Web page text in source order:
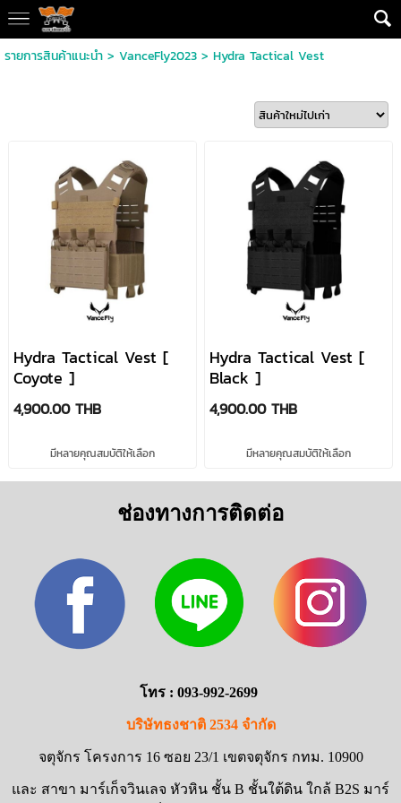
รายการสินค้าแนะนำ> VanceFly2023> Hydra Tactical Vest
Hydra Tactical Vest [
Coyote ]
4,900.00 THB
มีหลายคุณสมบัติให้เลือก
Hydra Tactical Vest [
Black ]
4,900.00 THB
มีหลายคุณสมบัติให้เลือก
ช่องทางการติดต่อ
โทร : 093-992-2699
บริษัทธงชาติ 2534 จำกัด
จตุจักร โครงการ 16 ซอย 23/1 เขตจตุจักร กทม. 10900
และ สาขา มาร์เก็จวินเลจ หัวหิน ชั้น B ชั้นใต้ดิน ใกล้ B2S มาร์